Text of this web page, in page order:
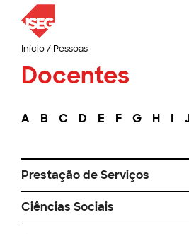
Início/ Pessoas
Docentes
A B C D E F G H I
Prestação de Serviços
Ciências Sociais